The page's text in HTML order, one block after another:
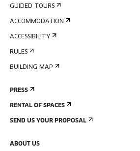
GUIDED TOURS
ACCOMMODATION
ACCESSIBILITY
RULES
BUILDING MAP
PRESS
RENTAL OF SPACES
SEND US YOUR PROPOSAL
ABOUT US